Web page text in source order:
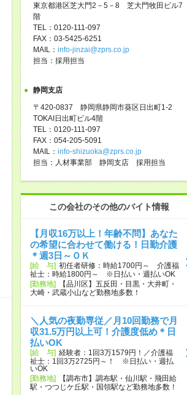
東京都港区芝大門2－5－8 芝大門牧田ビル7
階
TEL：0120-111-097
FAX：03-5425-6251
MAIL： info-jinzai@zprs.co.jp
担当：採用担当
静岡支店
〒420-0837 静岡県静岡市葵区日出町1-2
TOKAI日出町ビル4階
TEL：0120-111-097
FAX：054-205-5091
MAIL： info-shizuoka@zprs.co.jp
担当：人材事業部 静岡支店 採用担当
この会社のその他のバイト情報
【月収16万以上！年齢不問】あなた
の希望に合わせて働ける！日勤介護
＊週3日～ＯＫ
[給 与] 初任者研修：時給1700円～ 介護福
祉士：時給1800円～ ※日払い・週払いOK
[勤務地]
【品川区】五反田・目黒・大井町・
大崎・武蔵小山など勤務地多数！
＼人気の夜勤専従／月10回勤務で月
収31.5万円以上可！介護度低め＊日
払いOK
[給 与] 経験者：1回3万1579円！／介護福
祉士：1回3万2725円～！ ※日払い・週払
いOK
[勤務地]
【調布市】調布駅・仙川駅・飛田給
駅・つつじケ丘駅・国領駅など勤務地多数！